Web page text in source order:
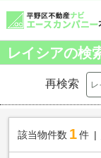
レイシアの検
再検索
該当物件数 1件